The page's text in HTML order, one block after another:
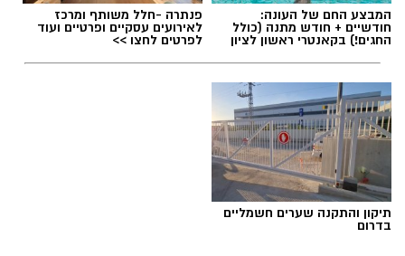
המבצע החם של העונה:
חודשיים + חודש מתנה (כולל
החגים!) בקאנטרי ראשון לציון
פנתרה -חלל משותף ומרכז
לאירועים עסקיים ופרטיים ועוד
לפרטים לחצו >>
תיקון והתקנה שערים חשמליים
בדרום